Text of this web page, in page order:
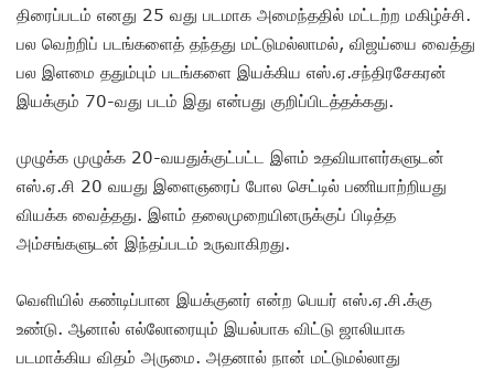
திரைப்படம் எனது 25 வது படமாக அமைந்ததில் மட்டற்ற மகிழ்ச்சி.
பல வெற்றிப் படங்களைத் தந்தது மட்டுமல்லாமல், விஜய்யை வைத்து
பல இளமை ததும்பும் படங்களை இயக்கிய எஸ்.ஏ.சந்திரசேகரன்
இயக்கும் 70-வது படம் இது என்பது குறிப்பிடத்தக்கது.
முழுக்க முழுக்க 20-வயதுக்குட்பட்ட இளம் உதவியாளர்களுடன்
எஸ்.ஏ.சி 20 வயது இளைஞரைப் போல செட்டில் பணியாற்றியது
வியக்க வைத்தது. இளம் தலைமுறையினருக்குப் பிடித்த
அம்சங்களுடன் இந்தப்படம் உருவாகிறது.
வெளியில் கண்டிப்பான இயக்குனர் என்ற பெயர் எஸ்.ஏ.சி.க்கு
உண்டு. ஆனால் எல்லோரையும் இயல்பாக விட்டு ஜாலியாக
படமாக்கிய விதம் அருமை. அதனால் நான் மட்டுமல்லாது